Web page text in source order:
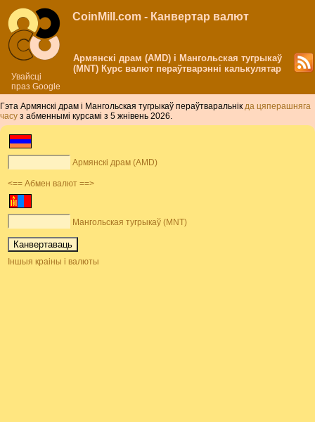
Увайсці
праз Google
CoinMill.com - Канвертар валют
Армянскі драм (AMD) і Мангольская тугрыкаў
(MNT) Курс валют пераўтварэнні калькулятар
Гэта Армянскі драм і Мангольская тугрыкаў пераўтваральнік да цяперашняга
часу з абменнымі курсамі з 5 жнівень 2026.
Армянскі драм (AMD)
<== Абмен валют ==>
Мангольская тугрыкаў (MNT)
Іншыя краіны і валюты